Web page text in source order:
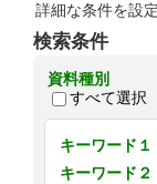
詳細な条件を設
検索条件
資料種別
すべて選択
キーワード１
キーワード２